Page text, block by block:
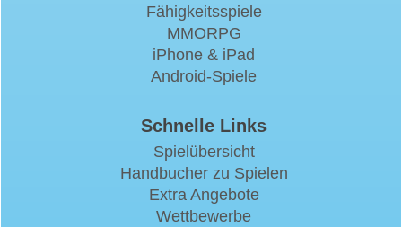
Fähigkeitsspiele
MMORPG
iPhone & iPad
Android-Spiele
Schnelle Links
Spielübersicht
Handbucher zu Spielen
Extra Angebote
Wettbewerbe